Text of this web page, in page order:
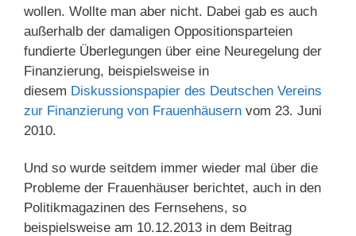
wollen. Wollte man aber nicht. Dabei gab es auch
außerhalb der damaligen Oppositionsparteien
fundierte Überlegungen über eine Neuregelung der
Finanzierung, beispielsweise in
diesem Diskussionspapier des Deutschen Vereins
zur Finanzierung von Frauenhäusern vom 23. Juni
2010.
Und so wurde seitdem immer wieder mal über die
Probleme der Frauenhäuser berichtet, auch in den
Politikmagazinen des Fernsehens, so
beispielsweise am 10.12.2013 in dem Beitrag